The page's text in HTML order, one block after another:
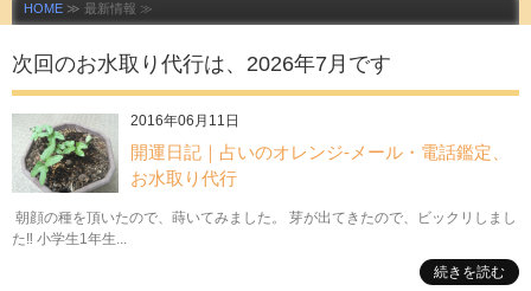
HOME ≫ 最新情報 ≫
次回のお水取り代行は、2026年7月です
2016年06月11日
開運日記｜占いのオレンジ‐メール・電話鑑定、
お水取り代行
朝顔の種を頂いたので、蒔いてみました。 芽が出てきたので、ビックリしまし
た‼️ 小学生1年生...
続きを読む